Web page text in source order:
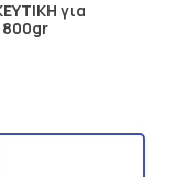
για
800gr